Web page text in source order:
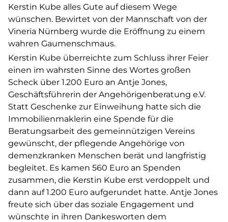
Kerstin Kube alles Gute auf diesem Wege
wünschen. Bewirtet von der Mannschaft von der
Vineria Nürnberg wurde die Eröffnung zu einem
wahren Gaumenschmaus.
Kerstin Kube überreichte zum Schluss ihrer Feier
einen im wahrsten Sinne des Wortes großen
Scheck über 1.200 Euro an Antje Jones,
Geschäftsführerin der Angehörigenberatung e.V.
Statt Geschenke zur Einweihung hatte sich die
Immobilienmaklerin eine Spende für die
Beratungsarbeit des gemeinnützigen Vereins
gewünscht, der pflegende Angehörige von
demenzkranken Menschen berät und langfristig
begleitet. Es kamen 560 Euro an Spenden
zusammen, die Kerstin Kube erst verdoppelt und
dann auf 1.200 Euro aufgerundet hatte. Antje Jones
freute sich über das soziale Engagement und
wünschte in ihren Dankesworten dem